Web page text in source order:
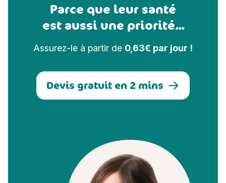
Parce que leur santé
est aussi une priorité...
Assurez-le à partir de 0,63€ par jour !
Devis gratuit en 2 mins